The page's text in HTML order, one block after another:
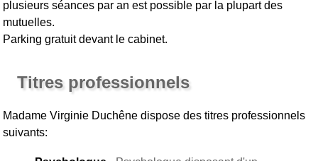
plusieurs séances par an est possible par la plupart des
mutuelles.
Parking gratuit devant le cabinet.
Titres professionnels
Madame Virginie Duchêne dispose des titres professionnels
suivants: